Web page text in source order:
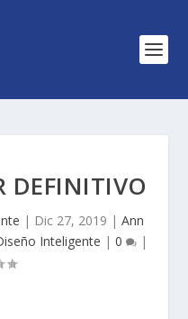
DEFINITIVO
| Dic 27, 2019 | Ann
Inteligente | 0 |